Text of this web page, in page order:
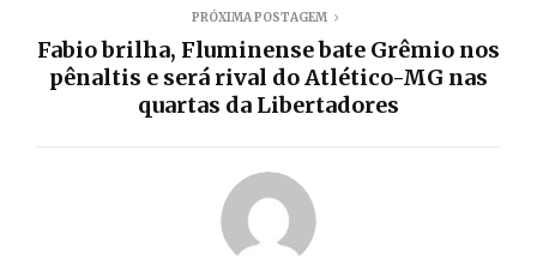
PRÓXIMA POSTAGEM
Fabio brilha, Fluminense bate Grêmio nos
pênaltis e será rival do Atlético-MG nas
quartas da Libertadores